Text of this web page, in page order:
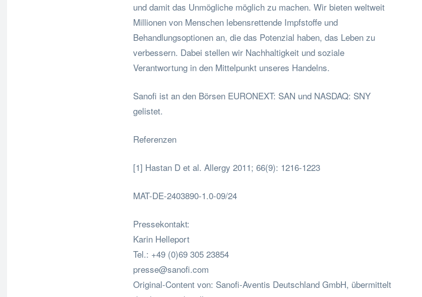
und damit das Unmögliche möglich zu machen. Wir bieten weltweit
Millionen von Menschen lebensrettende Impfstoffe und
Behandlungsoptionen an, die das Potenzial haben, das Leben zu
verbessern. Dabei stellen wir Nachhaltigkeit und soziale
Verantwortung in den Mittelpunkt unseres Handelns.
Sanofi ist an den Börsen EURONEXT: SAN und NASDAQ: SNY
gelistet.
Referenzen
[1] Hastan D et al. Allergy 2011; 66(9): 1216-1223
MAT-DE-2403890-1.0-09/24
Pressekontakt:
Karin Helleport
Tel.: +49 (0)69 305 23854
presse@sanofi.com
Original-Content von: Sanofi-Aventis Deutschland GmbH, übermittelt